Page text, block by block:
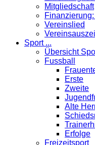
Mitgliedschaft
Vereinslied
Sport ...
Übersicht
Fussball
Erste
Zweite
Alte
Erfolge
Freizeitsport